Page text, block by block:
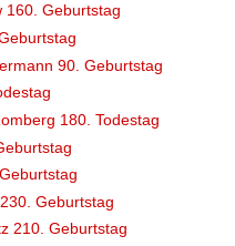
160. Geburtstag
90. Geburtstag
180. Todestag
Geburtstag
210. Geburtstag